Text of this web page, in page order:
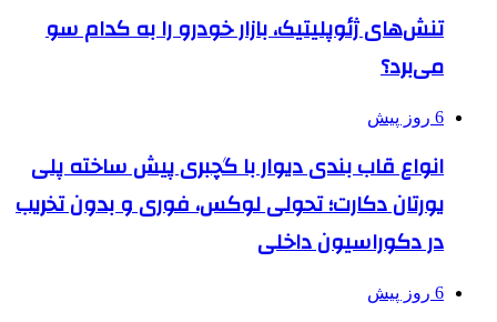
تنش‌های ژئوپلیتیک، بازار خودرو را به کدام سو
می‌برد؟
6 روز پیش
انواع قاب بندی دیوار با گچبری پیش ساخته پلی
یورتان دکارت؛ تحولی لوکس، فوری و بدون تخریب
در دکوراسیون داخلی
6 روز پیش